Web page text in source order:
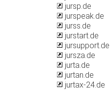
jursp.de
jurspeak.de
jurss.de
jurstart.de
jursupport.de
jursza.de
jurta.de
jurtan.de
jurtax-24.de